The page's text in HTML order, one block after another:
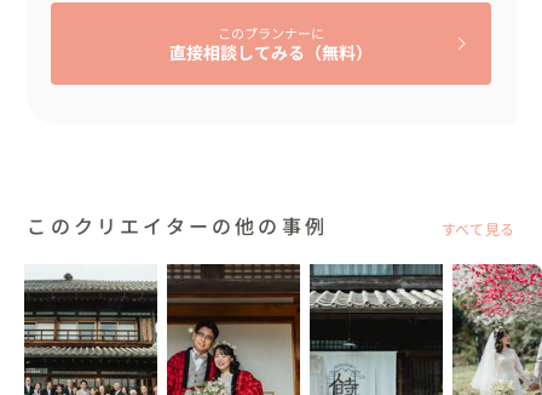
このプランナーに
直接相談してみる（無料）
このクリエイターの他の事例 すべて見る